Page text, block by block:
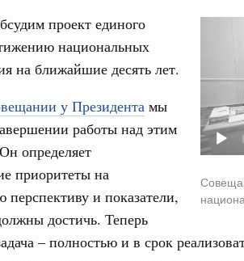
проект единого
национальных
на ближайшие десять лет.
у Президента мы
работы над этим
определяет
приоритеты на
перспективу и показатели,
достичь. Теперь
– полностью и в срок
Вчера
комиссии Всероссийского конкурса
поздравили российскую сборную
по искусственному интеллекту
область
Межбюджетные отношения